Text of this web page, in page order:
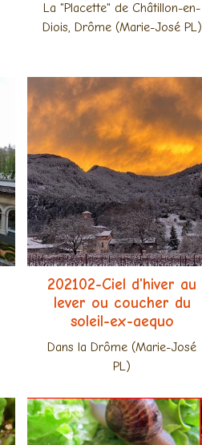
La "Placette" de Châtillon-en-
Diois, Drôme (Marie-José PL)
202102-Ciel d'hiver au
lever ou coucher du
soleil-ex-aequo
Dans la Drôme (Marie-José
PL)